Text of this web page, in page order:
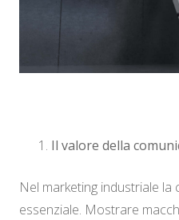
Il valore della
Nel marketing industriale la
essenziale. Mostrare